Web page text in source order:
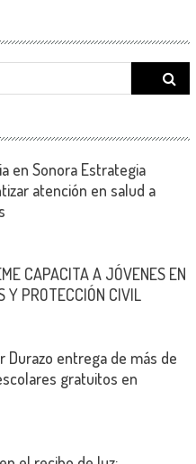
Search
for:
en Sonora Estrategia
atención en salud a
CAPACITA A JÓVENES EN
Y PROTECCIÓN CIVIL
Durazo entrega de más de
gratuitos en